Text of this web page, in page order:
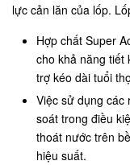
lực cản lăn của lốp.
Hợp chất Super
cho khả năng tiết
trợ kéo dài tuổi
Việc sử dụng các
soát trong điều
thoát nước trên
hiệu suất.